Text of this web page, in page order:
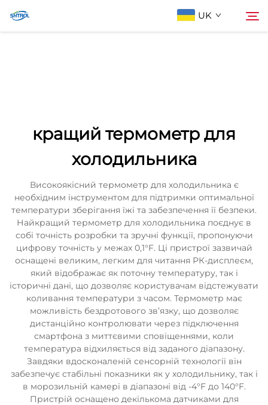
UK
Зв'яжіться з нами
кращий термометр для
холодильника
Високоякісний термометр для холодильника є
необхідним інструментом для підтримки оптимальної
температури зберігання їжі та забезпечення її безпеки.
Найкращий термометр для холодильника поєднує в
собі точність розробки та зручні функції, пропонуючи
цифрову точність у межах 0,1°F. Ці пристрої зазвичай
оснащені великим, легким для читання РК-дисплеєм,
який відображає як поточну температуру, так і
історичні дані, що дозволяє користувачам відстежувати
коливання температури з часом. Термометр має
можливість бездротового зв’язку, що дозволяє
дистанційно контролювати через підключення
смартфона з миттєвими сповіщеннями, коли
температура відхиляється від заданого діапазону.
Завдяки вдосконаленій сенсорній технології він
забезпечує стабільні показники як у холодильнику, так і
в морозильній камері в діапазоні від -4°F до 140°F.
Пристрій оснащено декількома датчиками для